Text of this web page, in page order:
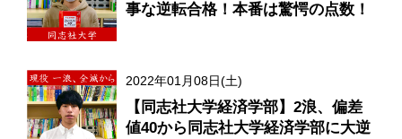
事な逆転合格！本番は驚愕の点数！
2022年01月08日(土)
【同志社大学経済学部】2浪、偏差
値40から同志社大学経済学部に大逆